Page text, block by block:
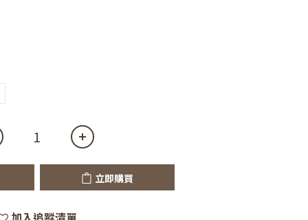
立即購買